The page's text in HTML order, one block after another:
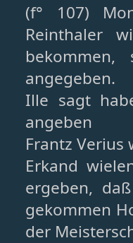
(f° 107)
Reinthaler
angegeben.
Ille sagt
angeben
Frantz Verius
Erkand
ergeben,
gekommen
der